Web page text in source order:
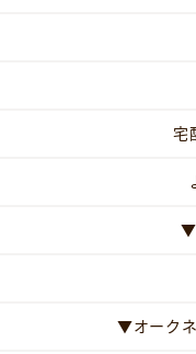
宅
▼
▼オーク